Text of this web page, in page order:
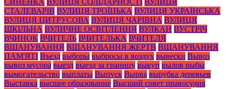
СТАЛЕВАРІВ ВУЛИЦЯ ТРОЇЦЬКА ВУЛИЦЯ УКРАЇНСЬКА
ВУЛИЦЯ ЦИТРУСОВА ВУЛИЦЯ ЧАРІВНА ВУЛИЦЯ
ШКІЛЬНА ВУЛИЧНЕ ОСВІТЛЕННЯ ВУЛКАН ВУСТРІЧ
ВЧИНОК ВЧИТЕЛЬ ВЧИТЕЛЬКА ВЧИТЕЛЯ
ВШАНУВАННЯ ВШАНУВАННЯ ЖЕРТВ ВШАНУВАННЯ
ПАМ'ЯТІ Въезд выборы выбросы в воздух вывески Вывоз
вывоз мусора выезд выезд за границу выкуп вылов рыбы
вымогательство выплаты Выпуск Вырва вырубка деревьев
Выставка высшее образование Высший совет правосудия